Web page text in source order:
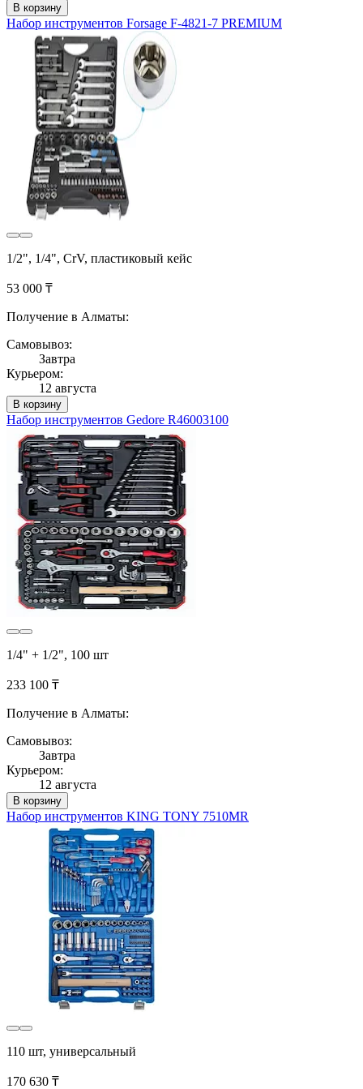
В корзину
Набор инструментов Forsage F-4821-7 PREMIUM
1/2", 1/4", CrV, пластиковый кейс
53 000 ₸
Получение в Алматы:
Самовывоз:
Завтра
Курьером:
12 августа
В корзину
Набор инструментов Gedore R46003100
1/4" + 1/2", 100 шт
233 100 ₸
Получение в Алматы:
Самовывоз:
Завтра
Курьером:
12 августа
В корзину
Набор инструментов KING TONY 7510MR
110 шт, универсальный
170 630 ₸